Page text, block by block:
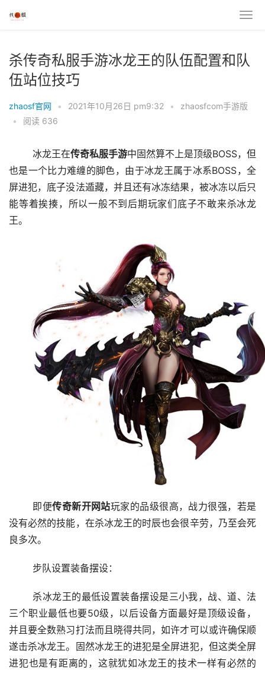
杀传奇私服手游冰龙王的队伍配置和队
伍站位技巧
zhaosf官网 • 2021年10月26日 pm9:32 •
zhaosfcom手游版
•
阅读 636
	冰龙王在
传奇私服手游中固然算不上是顶级BOSS，但
也是一个比力难缠的脚色，由于冰龙王属于冰系BOSS，全
屏进犯，底子没法遁藏，并且还有冰冻结果，被冰冻以后只
能等着挨揍，所以一般不到后期玩家们底子不敢来杀冰龙
王。
	即便
传奇新开网站玩家的品级很高，战力很强，若是
没有必然的技能，在杀冰龙王的时辰也会很辛劳，乃至会死
良多次。
	步队设置装备摆设：
三个职业最低也要50级，以后设备方面最好是顶级设备，
并且要全数熟习打法而且晓得共同，如许才可以或许确保顺
遂击杀冰龙王。固然冰龙王的进犯是全屏进犯，但这类全屏
进犯也是有距离的，这就犹如冰龙王的技术一样有必然的